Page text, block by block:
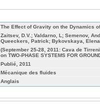
The Effect of Gravity on the Dynamics
Zaitsev, D.V.; Valdarno, L; Semenov,
Queeckers, Patrick; Bykovskaya,
(September 25-28, 2011: Cava de
on TWO-PHASE SYSTEMS FOR
Publié, 2011
Mécanique des fluides
Anglais